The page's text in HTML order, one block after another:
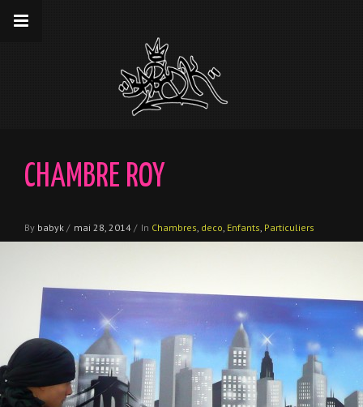
__gaTracker('send','pageview');
CHAMBRE ROY
By babyk / mai 28, 2014 / In Chambres deco Enfants Particuliers